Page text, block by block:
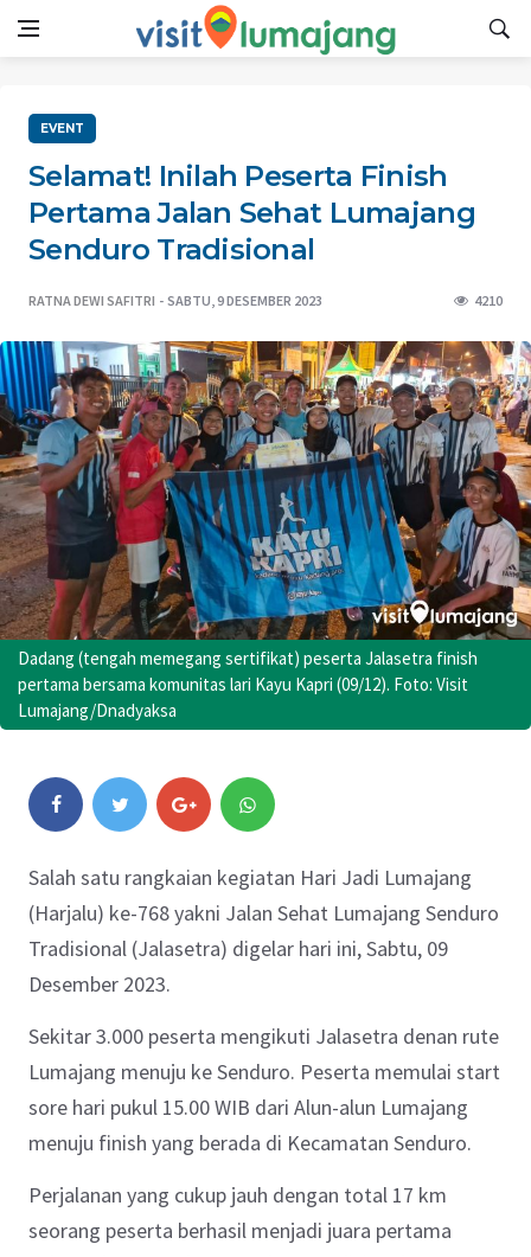
EVENT
Selamat! Inilah Peserta Finish
Pertama Jalan Sehat Lumajang
Senduro Tradisional
RATNA DEWI SAFITRI SABTU, 9 DESEMBER 2023 4210
Dadang (tengah memegang sertifikat) peserta Jalasetra finish
pertama bersama komunitas lari Kayu Kapri (09/12). Foto: Visit
Lumajang/Dnadyaksa
Salah satu rangkaian kegiatan Hari Jadi Lumajang
(Harjalu) ke-768 yakni Jalan Sehat Lumajang Senduro
Tradisional (Jalasetra) digelar hari ini, Sabtu, 09
Desember 2023.
Sekitar 3.000 peserta mengikuti Jalasetra denan rute
Lumajang menuju ke Senduro. Peserta memulai start
sore hari pukul 15.00 WIB dari Alun-alun Lumajang
menuju finish yang berada di Kecamatan Senduro.
Perjalanan yang cukup jauh dengan total 17 km
seorang peserta berhasil menjadi juara pertama